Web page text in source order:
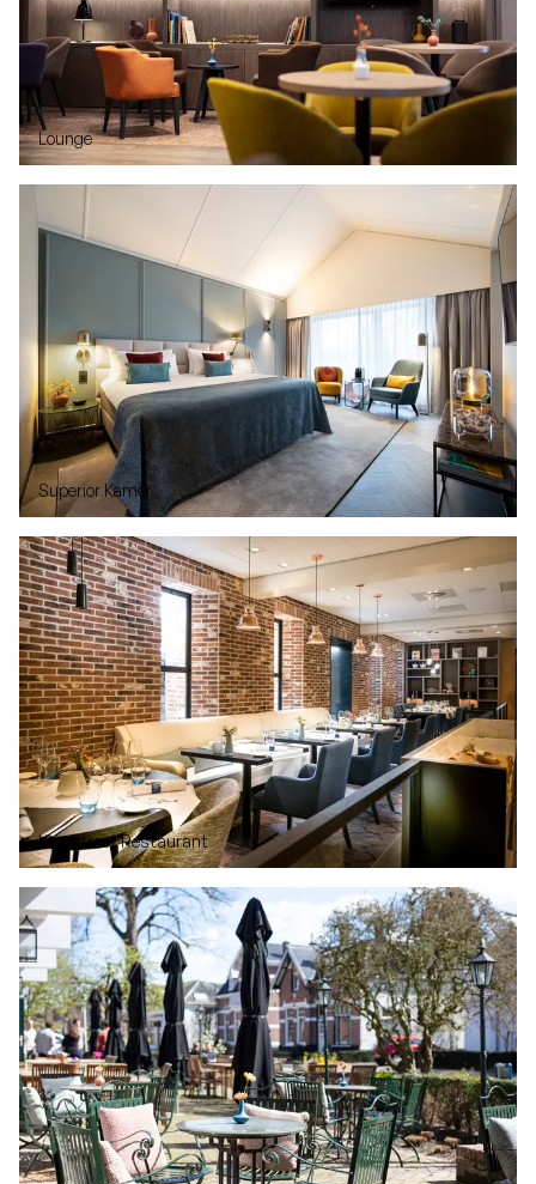
Lounge
Superior Kamer
Kingstreet Restaurant